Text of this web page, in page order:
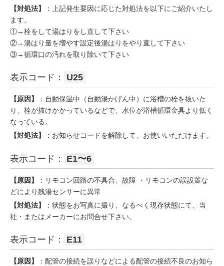
【対処法】
：上記発生要因に応じた対処法を以下にご紹介いたし
ます。
①→栓をして湯はりをし直して下さい
②→湯はり量を増やす設定後湯はりをやり直して下さい
③→循環口の汚れを取り除いて下さい
表示コード： U25
【原因】
：自動保温中（自動湯かげん中）に浴槽の栓を抜いた
り、栓が抜けかかっているなどで、水位が浴槽循環金具より低く
なっている。
【対処法】
：お知らせコードを解除して、お使いいただけます。
表示コード： E1〜6
【原因】
：リモコン回路の不具合、故障 ・リモコンの誤設置な
どにより残湯センサーに異常
【対処法】
：状態をお写真に撮り、なるべく現存状態にて、当
社・またはメーカーにお問合せ下さい。
表示コード： E11
【原因】
：配管の接続を誤りなどによる配管の接続不良のお知ら